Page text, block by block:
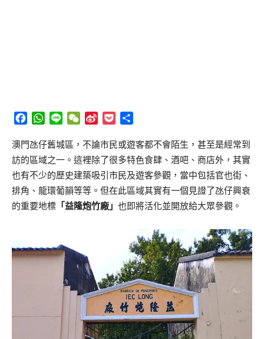
Facebook
WhatsApp
Line WeChat
Sina
Pocket
澳門氹仔舊城區，不論市民或遊客都不會陌生，甚至是經常到
訪的區域之一。這裡除了很多特色食肆、酒吧、商店外，其實
也有不少的歷史建築吸引市民及遊客參觀，當中包括官也街、
排角、龍環葡韻等等。但在此區域其實有一個見證了氹仔興衰
的重要地標 「益隆炮竹廠」 也即將活化並開放給大眾參觀。